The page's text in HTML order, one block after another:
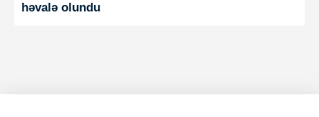
həvalə olundu